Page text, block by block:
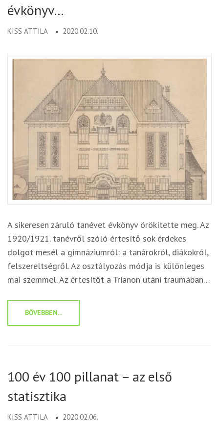
évkönyv…
KISS ATTILA 2020.02.10.
A sikeresen záruló tanévet évkönyv örökítette meg. Az
1920/1921. tanévről szóló értesítő sok érdekes
dolgot mesél a gimnáziumról: a tanárokról, diákokról,
felszereltségről. Az osztályozás módja is különleges
mai szemmel. Az értesítőt a Trianon utáni traumában…
BŐVEBBEN...
100 év 100 pillanat – az első
statisztika
KISS ATTILA 2020.02.06.